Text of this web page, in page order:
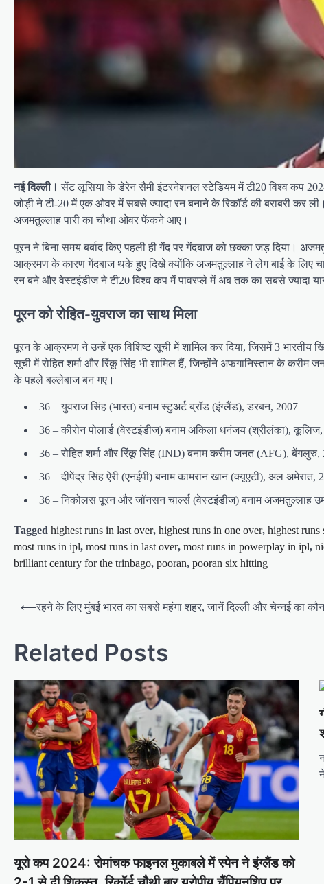
नई दिल्ली। सेंट लूसिया के डेरेन सैमी इंटरनेशनल स्टेडियम में टी20 विश्व कप
जोड़ी ने टी-20 में एक ओवर में सबसे ज्यादा रन बनाने के रिकॉर्ड की बराबरी
अजमतुल्लाह पारी का चौथा ओवर फेंकने आए।
पूरन ने बिना समय बर्बाद किए पहली ही गेंद पर गेंदबाज को छक्का जड़ दिया।
आक्रमण के कारण गेंदबाज थके हुए दिखे क्योंकि अजमतुल्लाह ने लेग बाई के लिए
रन बने और वेस्टइंडीज ने टी20 विश्व कप में पावरप्ले में अब तक का सबसे ज्यादा
पूरन को रोहित-युवराज का साथ मिला
पूरन के आक्रमण ने उन्हें एक विशिष्ट सूची में शामिल कर दिया, जिसमें 3
सूची में रोहित शर्मा और रिंकू सिंह भी शामिल हैं, जिन्होंने अफगानिस्तान के
के पहले बल्लेबाज बन गए।
36 – युवराज सिंह (भारत) बनाम स्टुअर्ट ब्रॉड (इंग्लैंड), डरबन, 2007
36 – कीरोन पोलार्ड (वेस्टइंडीज) बनाम अकिला धनंजय (श्रीलंका), कूलिज,
36 – रोहित शर्मा और रिंकू सिंह (IND) बनाम करीम जनत (AFG), बेंगलुरु,
36 – दीपेंद्र सिंह ऐरी (एनईपी) बनाम कामरान खान (क्यूएटी), अल अमेरात,
36 – निकोलस पूरन और जॉनसन चार्ल्स (वेस्टइंडीज) बनाम अजमतुल्लाह
Tagged highest runs in last over, highest runs in one over, highest runs
most runs in ipl, most runs in last over, most runs in powerplay in ipl,
brilliant century for the trinbago, pooran, pooran six hitting
Post
⟵रहने के लिए मुंबई भारत का सबसे महंगा शहर, जानें दिल्ली और चेन्नई का
Related Posts
यूरो कप 2024: रोमांचक फाइनल मुकाबले में स्पेन ने इंग्लैंड को